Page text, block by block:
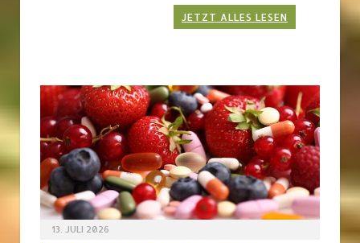
JETZT ALLES LESEN
13. JULI 2026